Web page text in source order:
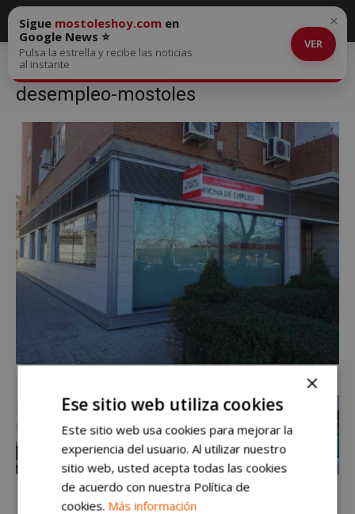
Inicio
Baja el desempleo en Móstoles en el mes de julio en 157
personas
desempleo-mostoles
Sigue mostoleshoy.com en
Google News ⭐
Pulsa la estrella y recibe las noticias
al instante
VER
×
×
Ese sitio web utiliza cookies
Este sitio web usa cookies para mejorar la
experiencia del usuario. Al utilizar nuestro
sitio web, usted acepta todas las cookies
de acuerdo con nuestra Política de
cookies. Más información